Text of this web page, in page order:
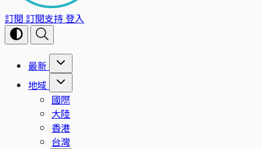
訂閱 訂閱支持登入
最新
地域
國際
大陸
香港
台灣